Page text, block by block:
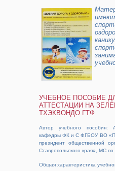
УЧЕБНОЕ ПОСОБИЕ
АТТЕСТАЦИИ НА
ТХЭКВОНДО ГТФ
Автор учебного пособия:
кафедры ФК и С ФГБОУ ВО
президент общественной
Ставропольского края», МС по
Общая характеристика